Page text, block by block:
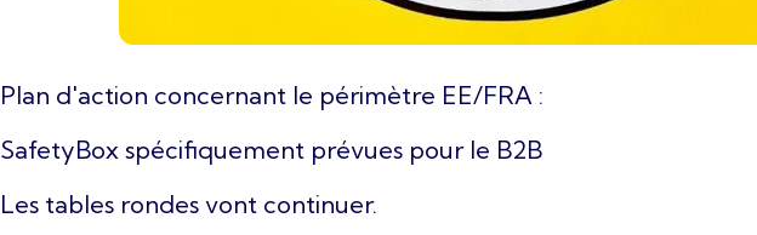
Plan d'action concernant le périmètre EE/FRA :
SafetyBox spécifiquement prévues pour le B2B
Les tables rondes vont continuer.